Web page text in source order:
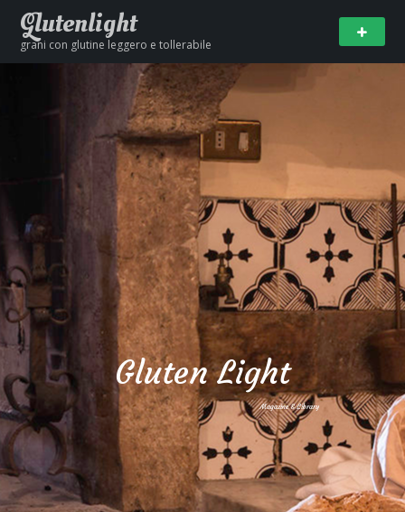
Glutenlight
grani con glutine leggero e tollerabile
Gluten Light
Magazine & Library